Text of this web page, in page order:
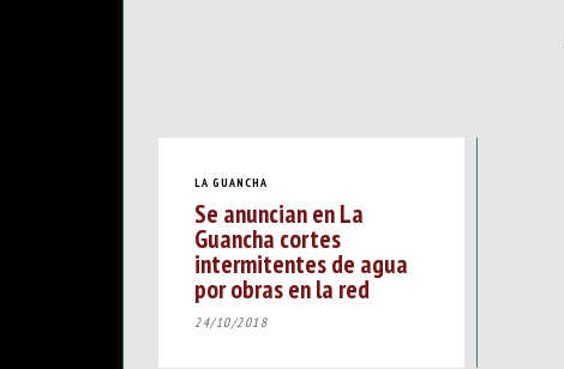
LA GUANCHA
Se anuncian en La
Guancha cortes
intermitentes de agua
por obras en la red
24/10/2018